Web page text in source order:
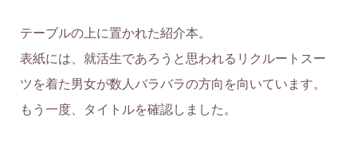
テーブルの上に置かれた紹介本。
表紙には、就活生であろうと思われるリクルートスー
ツを着た男女が数人バラバラの方向を向いています。
もう一度、タイトルを確認しました。